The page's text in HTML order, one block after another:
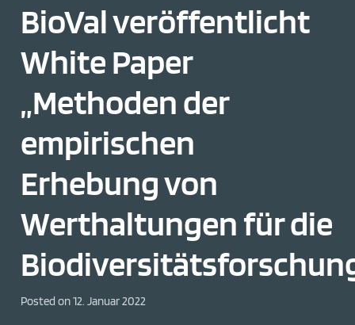
BioVal veröffentlicht
White Paper
„Methoden der
empirischen
Erhebung von
Werthaltungen für die
Posted on12. Januar 2022